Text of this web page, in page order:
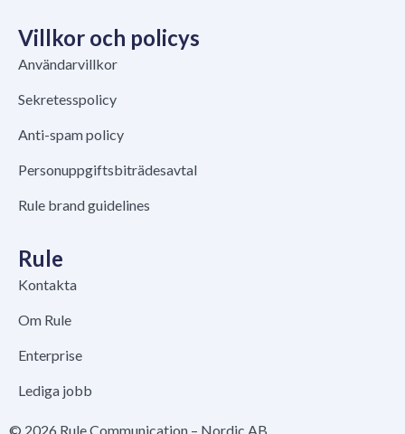
Villkor och policys
Användarvillkor
Sekretesspolicy
Anti-spam policy
Personuppgiftsbiträdesavtal
Rule brand guidelines
Rule
Kontakta
Om Rule
Enterprise
Lediga jobb
© 2026 Rule Communication – Nordic AB